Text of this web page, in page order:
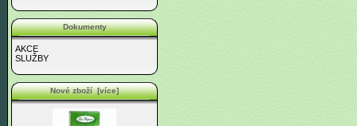
Dokumenty
AKCE
SLUŽBY
Nové zboží [více]